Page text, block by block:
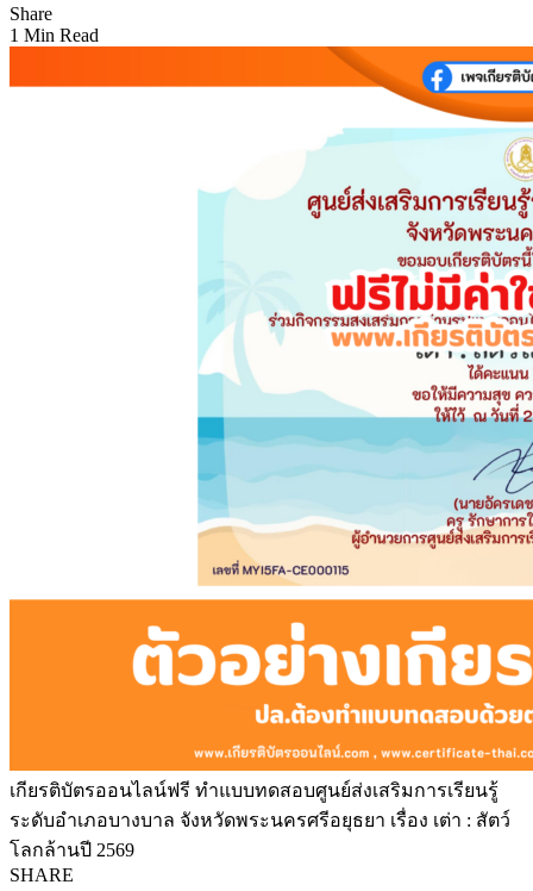
Share
1 Min Read
เกียรติบัตรออนไลน์ฟรี ทำแบบทดสอบศูนย์ส่งเสริมการเรียนรู้
ระดับอำเภอบางบาล จังหวัดพระนครศรีอยุธยา เรื่อง เต่า : สัตว์
โลกล้านปี 2569
SHARE